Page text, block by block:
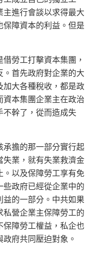
進行會談以求得最大
障資本的利益。但是
勞工打擊資本集團，
首先政府對企業的大
加大各種稅收，都是政
本集團企業主在政治
不幹了，從而造成失
承擔的那一部分實行起
失業，就有失業救濟金
。以及保障勞工享有免
政府已經從企業中的
的一部分。中共如果
營企業主保障勞工的
障勞工權益，私企也
府共同壓迫對象。